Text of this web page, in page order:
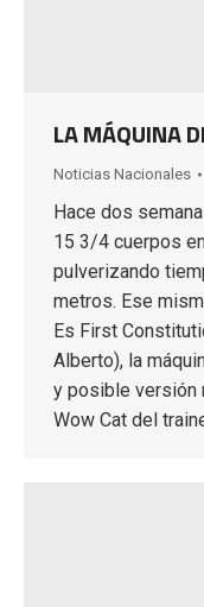
LA MÁQUINA
Noticias Nacionales
Hace dos
15 3/4 cuerpos
pulverizando
metros. Ese
Es First
Alberto), la
y posible versión
Wow Cat del